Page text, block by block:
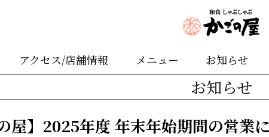
アクセス/店舗情報 メニュー お知らせ
お知らせ
屋】2025年度 年末年始期間の営業